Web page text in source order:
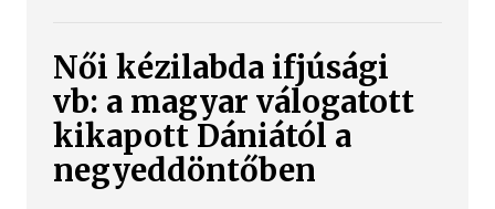
Női kézilabda ifjúsági
vb: a magyar válogatott
kikapott Dániától a
negyeddöntőben